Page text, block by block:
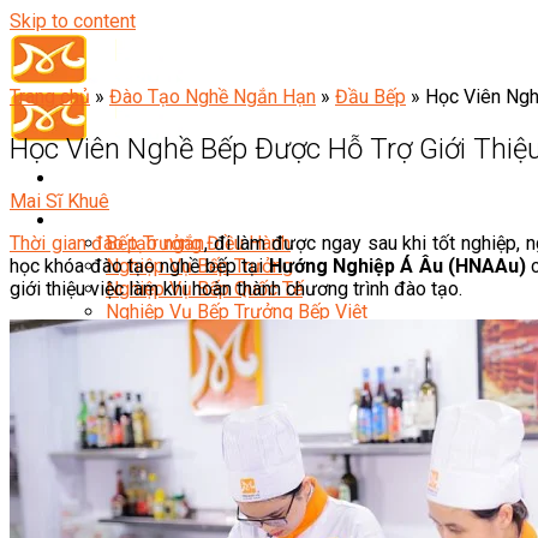
Skip to content
Bếp Trưởng Điều Hành
Nghiệp Vụ Bếp Trưởng
Nghiệp Vụ Bếp Quốc Tế
Nghiệp Vụ Bếp Trưởng Bếp Việt
Nghiệp Vụ Bếp Trưởng Bếp Âu
Nghiệp Vụ Bếp Trưởng Bếp Á
Nghiệp Vụ Bếp Trưởng Bếp Nhật
Nghiệp Vụ Bếp Trưởng Bếp Hoa
Nghiệp Vụ Bếp Hàn
Nghiệp Vụ Bếp Thái
Nghiệp Vụ Bếp Chay
Nghiệp Vụ Quản Lý Bếp
Nghiệp Vụ Cấp Dưỡng
Trang chủ » Đào Tạo Nghề Ngắn Hạn » Đầu Bếp » Học Viên
Học Viên Nghề Bếp Được Hỗ Trợ Giới
Mai Sĩ Khuê
Thời gian đào tạo ngắn, đi làm được ngay sau khi tốt nghiệp,
học khóa đào tạo nghề bếp tạiHướng Nghiệp Á Âu (HNAAu)
giới thiệu việc làm khi hoàn thành chương trình đào tạo.